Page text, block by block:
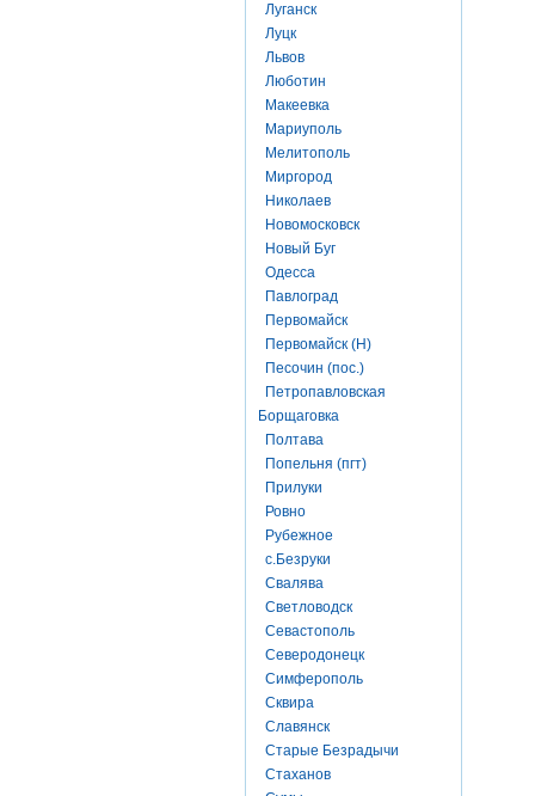
Луганск
Луцк
Львов
Люботин
Макеевка
Мариуполь
Мелитополь
Миргород
Николаев
Новомосковск
Новый Буг
Одесса
Павлоград
Первомайск
Первомайск (Н)
Песочин (пос.)
Петропавловская
Борщаговка
Полтава
Попельня (пгт)
Прилуки
Ровно
Рубежное
с.Безруки
Свалява
Светловодск
Севастополь
Северодонецк
Симферополь
Сквира
Славянск
Старые Безрадычи
Стаханов